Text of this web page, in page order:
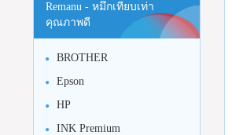
Remanu - หมึกเทียบเท่า
คุณภาพดี
BROTHER
Epson
HP
INK Premium